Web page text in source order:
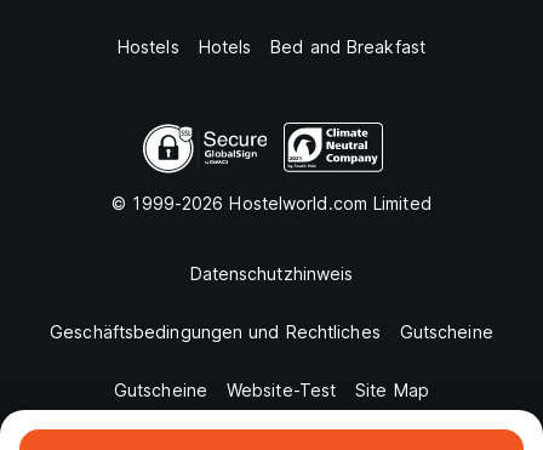
Hostels Hotels Bed and Breakfast
© 1999-2026 Hostelworld.com Limited
Datenschutzhinweis
Geschäftsbedingungen und Rechtliches Gutscheine
Gutscheine Website-Test Site Map